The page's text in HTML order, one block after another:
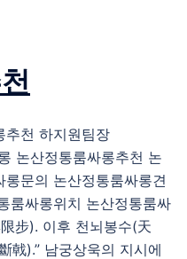
추천 하지원팀장
논산정통룸싸롱추천 논
문의 논산정통룸싸롱견
룸싸롱위치 논산정통룸싸
步). 이후 천뇌봉수(天
戟).” 남궁상욱의 지시에